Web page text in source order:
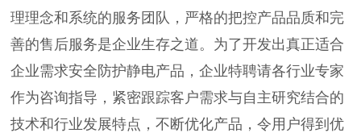
理理念和系统的服务团队，严格的把控产品品质和完
善的售后服务是企业生存之道。为了开发出真正适合
企业需求安全防护静电产品，企业特聘请各行业专家
作为咨询指导，紧密跟踪客户需求与自主研究结合的
技术和行业发展特点，不断优化产品，令用户得到优